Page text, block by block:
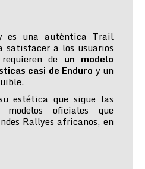
es una auténtica Trail
satisfacer a los usuarios
de un modelo
casi de Enduro y un
estética que sigue las
oficiales que
Rallyes africanos, en